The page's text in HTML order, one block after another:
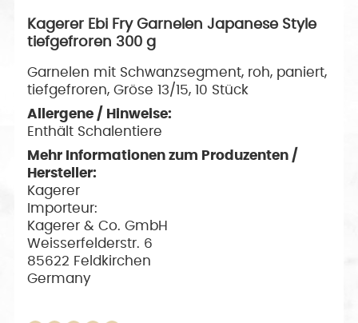
Kagerer Ebi Fry Garnelen Japanese Style
tiefgefroren 300 g
Garnelen mit Schwanzsegment, roh, paniert,
tiefgefroren, Gröse 13/15, 10 Stück
Allergene / Hinweise:
Enthält Schalentiere
Mehr Informationen zum Produzenten /
Hersteller:
Kagerer
Importeur:
Kagerer & Co. GmbH
Weisserfelderstr. 6
85622 Feldkirchen
Germany